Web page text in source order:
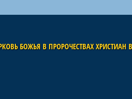
БОЖЬЯ В ПРОРОЧЕСТВАХ